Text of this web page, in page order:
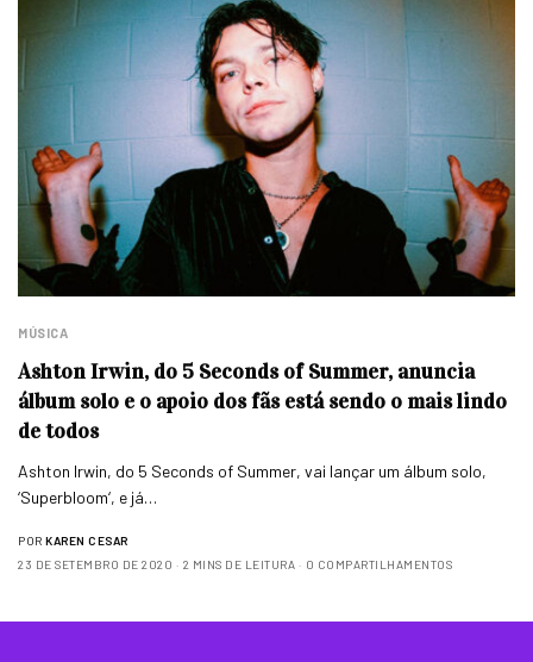
MÚSICA
Ashton Irwin, do 5 Seconds of Summer, anuncia
álbum solo e o apoio dos fãs está sendo o mais lindo
de todos
Ashton Irwin, do 5 Seconds of Summer, vai lançar um álbum solo,
‘Superbloom‘, e já…
POR KAREN CESAR
23 DE SETEMBRO DE 2020
2 MINS DE LEITURA 0 COMPARTILHAMENTOS